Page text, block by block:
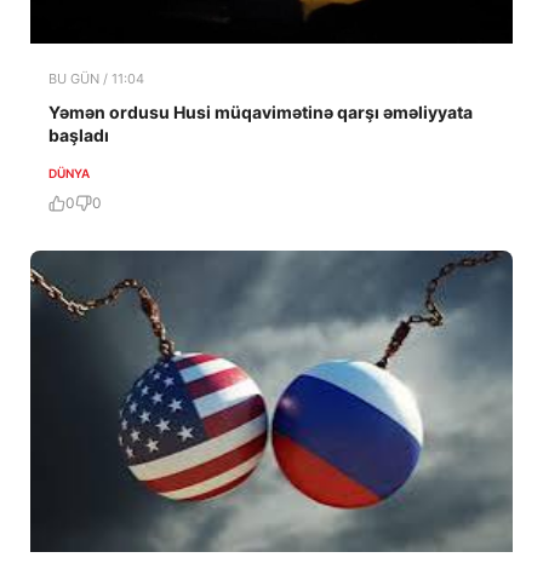
BU GÜN / 11:04
Yəmən ordusu Husi müqavimətinə qarşı əməliyyata
başladı
DÜNYA
0 0